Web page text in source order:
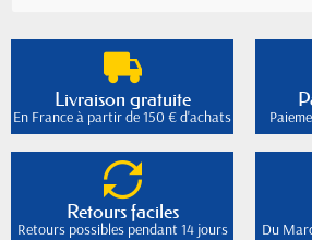
Livraison gratuite
En France à partir de 150 € d'achats
Retours faciles
Retours possibles pendant 14 jours Du